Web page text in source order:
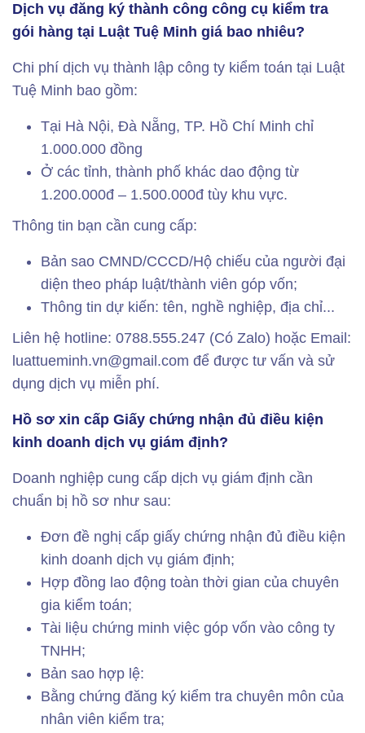
Dịch vụ đăng ký thành công công cụ kiểm tra
gói hàng tại Luật Tuệ Minh giá bao nhiêu?
Chi phí dịch vụ thành lập công ty kiểm toán tại Luật
Tuệ Minh bao gồm:
Tại Hà Nội, Đà Nẵng, TP. Hồ Chí Minh chỉ
1.000.000 đồng
Ở các tỉnh, thành phố khác dao động từ
1.200.000đ – 1.500.000đ tùy khu vực.
Thông tin bạn cần cung cấp:
Bản sao CMND/CCCD/Hộ chiếu của người đại
diện theo pháp luật/thành viên góp vốn;
Thông tin dự kiến: tên, nghề nghiệp, địa chỉ...
Liên hệ hotline: 0788.555.247 (Có Zalo) hoặc Email:
luattueminh.vn@gmail.com để được tư vấn và sử
dụng dịch vụ miễn phí.
Hồ sơ xin cấp Giấy chứng nhận đủ điều kiện
kinh doanh dịch vụ giám định?
Doanh nghiệp cung cấp dịch vụ giám định cần
chuẩn bị hồ sơ như sau:
Đơn đề nghị cấp giấy chứng nhận đủ điều kiện
kinh doanh dịch vụ giám định;
Hợp đồng lao động toàn thời gian của chuyên
gia kiểm toán;
Tài liệu chứng minh việc góp vốn vào công ty
TNHH;
Bản sao hợp lệ:
Bằng chứng đăng ký kiểm tra chuyên môn của
nhân viên kiểm tra;